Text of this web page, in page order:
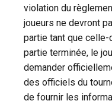
violation du
joueurs ne devront
partie tant que celle-
partie terminée, le
demander
des officiels du
de fournir les